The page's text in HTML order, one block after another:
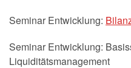
Seminar Entwicklung:
Seminar Entwicklung:
Liquiditätsmanagement